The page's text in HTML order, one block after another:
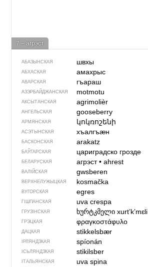
7 – агрэст
АБАЗЫНСКАЯ швхы
АБХАСКАЯ амахрыс
АВАРСКАЯ гъараш
АЗЭРБАЙДЖАН­СКАЯ motmotu
АКСЫТАНСКАЯ agrimolièr
АНГЕЛЬСКАЯ gooseberry
АРМЯНСКАЯ կոկռոշենի
АСЭТЫНСКАЯ хъалгъӕн
БАСКОНСКАЯ arakatz
БАЎГАРСКАЯ цариградско грозде
БЕЛАРУСКАЯ агрэст• ahrest
ВАЛІЙСКАЯ gwsberen
ВЕРХНЕЛУЖЫЦКАЯ kosmačka
ВУГОРСКАЯ egres
ГІШПАНСКАЯ uva crespa
ГРУЗІНСКАЯ ხურტკმელიxurtʼkʼmɛli
ГРЭЦКАЯ φραγκοστάφυλο
ДАЦКАЯ stikkelsbær
ІРЛЯНДЗКАЯ spíonán
ІСЬЛЯНДЗКАЯ stikilsber
ІТАЛЬЯНСКАЯ uva spina